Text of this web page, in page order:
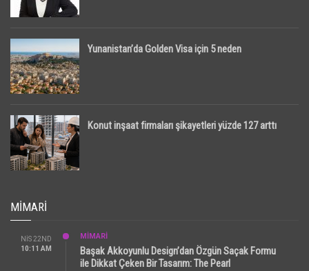
Yunanistan’da Golden Visa için 5 neden
Konut inşaat firmaları şikayetleri yüzde 127 arttı
MIMARI
NIS 22ND
10:11 AM
MİMARİ
Başak Akkoyunlu Design’dan Özgün Saçak Formu
ile Dikkat Çeken Bir Tasarım: The Pearl